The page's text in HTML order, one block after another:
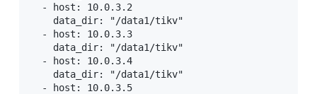
  - host: 10.0.3.2
    data_dir: "/data1/tikv"
  - host: 10.0.3.3
    data_dir: "/data1/tikv"
  - host: 10.0.3.4
    data_dir: "/data1/tikv"
  - host: 10.0.3.5